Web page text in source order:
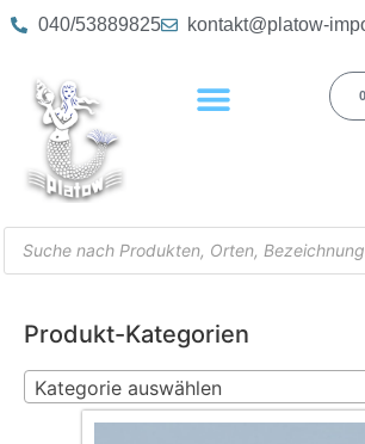
040/53889825 kontakt@platow-
Produkt-Kategorien
Kategorie auswählen